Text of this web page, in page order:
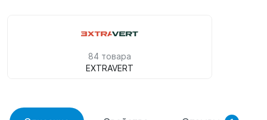
84 товара
EXTRAVERT